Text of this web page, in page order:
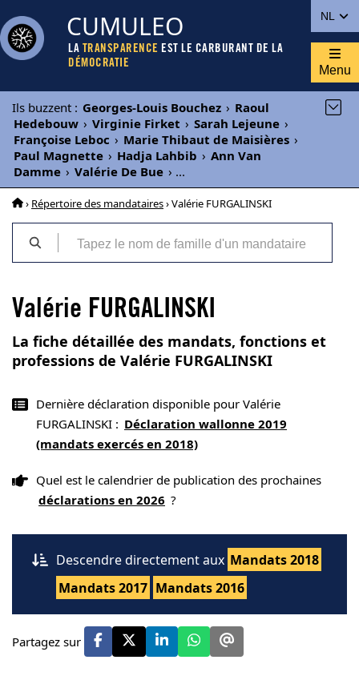
NL
CUMULEO
LA TRANSPARENCE EST LE CARBURANT DE LA
DÉMOCRATIE
Menu
Ils buzzent : Georges-Louis Bouchez › Raoul
Hedebouw › Virginie Firket › Sarah Lejeune ›
Françoise Leboc › Marie Thibaut de Maisières ›
Paul Magnette › Hadja Lahbib › Ann Van
Damme › Valérie De Bue › ...
› Répertoire des mandataires› Valérie FURGALINSKI
Valérie FURGALINSKI
La fiche détaillée des mandats, fonctions et
professions de Valérie FURGALINSKI
Dernière déclaration disponible pour Valérie
FURGALINSKI : Déclaration wallonne 2019
(mandats exercés en 2018)
Quel est le calendrier de publication des prochaines
déclarations en 2026 ?
Descendre directement aux Mandats 2018
Mandats 2017 Mandats 2016
Partagez sur